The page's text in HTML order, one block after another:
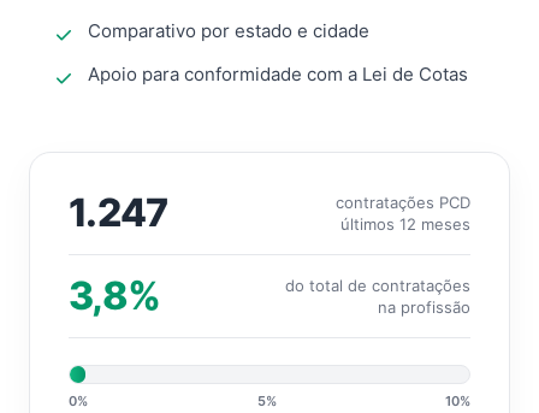
Comparativo por estado e cidade
Apoio para conformidade com a Lei de Cotas
1.247
contratações PCD
últimos 12 meses
3,8%
do total de contratações
na profissão
0% 5% 10%